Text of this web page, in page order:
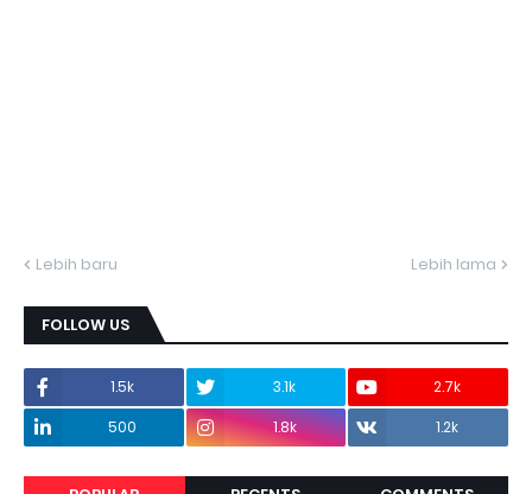
Lebih baru Lebih lama
FOLLOW US
1.5k 3.1k
2.7k
500
1.8k 1.2k